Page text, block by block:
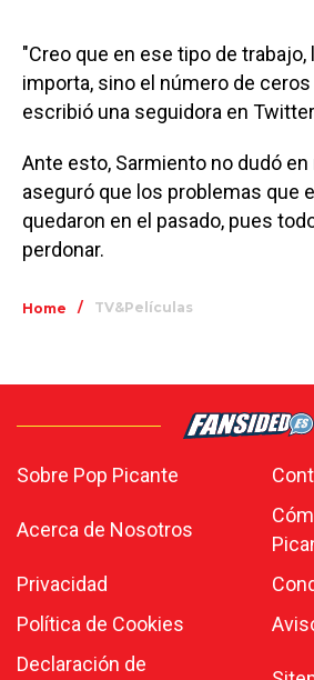
"Creo que en ese tipo de trabajo,
importa, sino el número de
escribió una seguidora en
Ante esto, Sarmiento no dudó
aseguró que los problemas que
quedaron en el pasado, pues
perdonar.
Home / TV&Películas
Sobre Pop Picante
Acerca de Nosotros
Privacidad
Política de Cookies
Declaración de